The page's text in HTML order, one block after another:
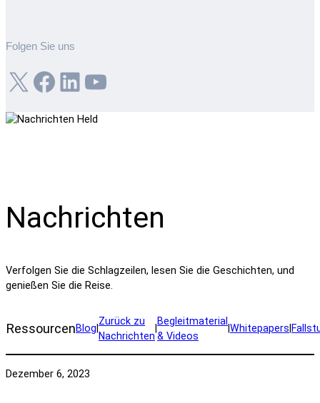
Folgen Sie uns
X Facebook LinkedIn YouTube
Nachrichten
Verfolgen Sie die Schlagzeilen, lesen Sie die Geschichten, und
genießen Sie die Reise.
RessourcenBlog
Zurück zu
Nachrichten
Begleitmaterial
& Videos
Whitepapers
Dezember 6, 2023